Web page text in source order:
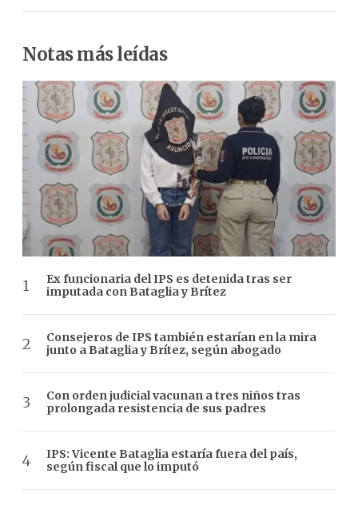
Notas más leídas
Ex funcionaria del IPS es detenida tras ser
imputada con Bataglia y Brítez
Consejeros de IPS también estarían en la mira
junto a Bataglia y Brítez, según abogado
Con orden judicial vacunan a tres niños tras
prolongada resistencia de sus padres
IPS: Vicente Bataglia estaría fuera del país,
según fiscal que lo imputó